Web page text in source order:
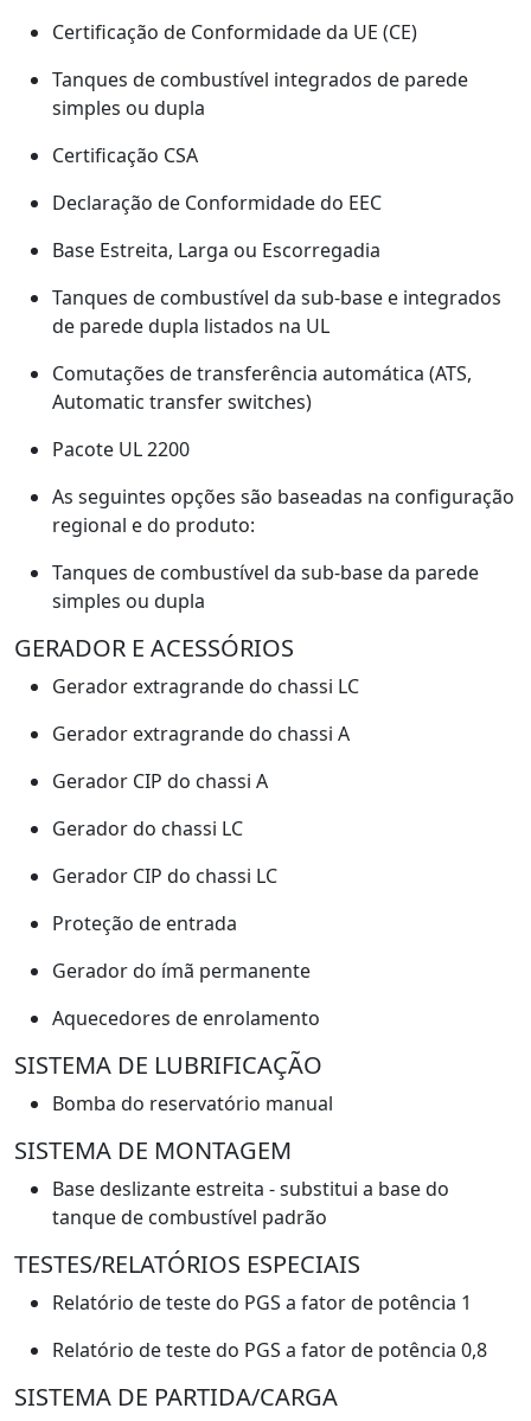
Certificação de Conformidade da UE (CE)
Tanques de combustível integrados de parede
simples ou dupla
Certificação CSA
Declaração de Conformidade do EEC
Base Estreita, Larga ou Escorregadia
Tanques de combustível da sub-base e integrados
de parede dupla listados na UL
Comutações de transferência automática (ATS,
Automatic transfer switches)
Pacote UL 2200
As seguintes opções são baseadas na configuração
regional e do produto:
Tanques de combustível da sub-base da parede
simples ou dupla
GERADOR E ACESSÓRIOS
Gerador extragrande do chassi LC
Gerador extragrande do chassi A
Gerador CIP do chassi A
Gerador do chassi LC
Gerador CIP do chassi LC
Proteção de entrada
Gerador do ímã permanente
Aquecedores de enrolamento
SISTEMA DE LUBRIFICAÇÃO
Bomba do reservatório manual
SISTEMA DE MONTAGEM
Base deslizante estreita - substitui a base do
tanque de combustível padrão
TESTES/RELATÓRIOS ESPECIAIS
Relatório de teste do PGS a fator de potência 1
Relatório de teste do PGS a fator de potência 0,8
SISTEMA DE PARTIDA/CARGA